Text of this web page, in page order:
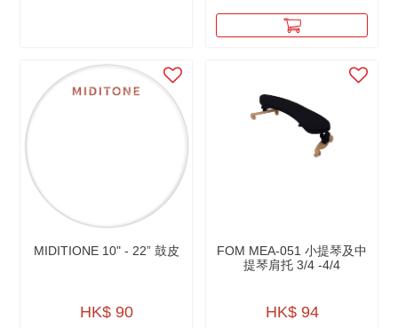
MIDITIONE 10" - 22” 鼓皮
HK$ 90
FOM MEA-051 小提琴及中
提琴肩托 3/4 -4/4
HK$ 94